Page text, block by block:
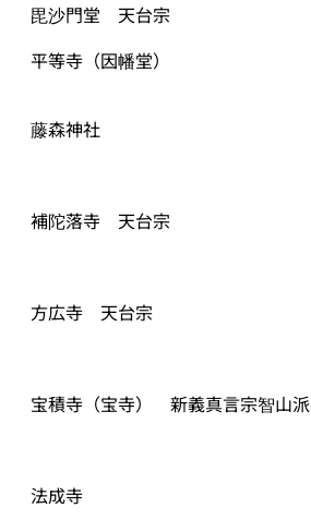
毘沙門堂　天台宗
平等寺（因幡堂）
藤森神社
補陀落寺　天台宗
方広寺　天台宗
宝積寺（宝寺）　新義真言宗智山派
法成寺